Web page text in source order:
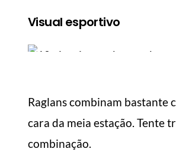
Visual esportivo
Raglans combinam bastante
cara da meia estação. Tente
combinação.